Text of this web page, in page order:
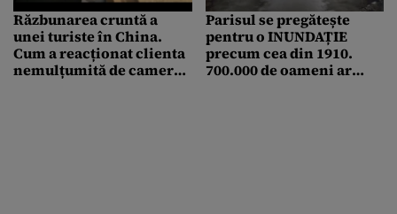
Răzbunarea cruntă a
unei turiste în China.
Cum a reacționat clienta
nemulțumită de camera
Parisul se pregătește
pentru o INUNDAȚIE
precum cea din 1910.
700.000 de oameni ar